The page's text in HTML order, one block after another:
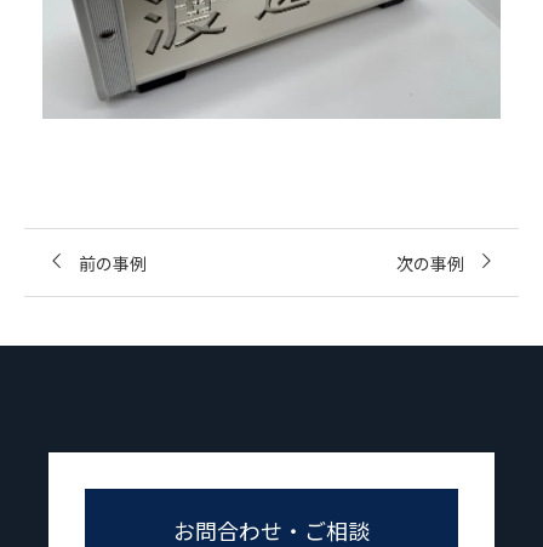
前の事例 次の事例
お問合わせ・ご相談